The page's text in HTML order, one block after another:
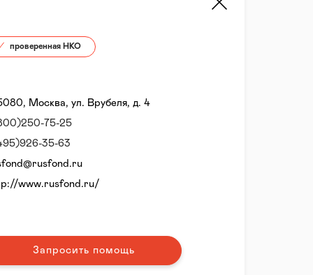
проверенная НКО
Москва, ул. Врубеля, д. 4
75-25
35-63
www.rusfond.ru/
Запросить помощь